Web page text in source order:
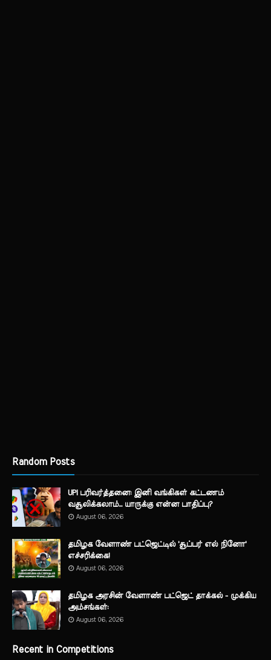
Random Posts
UPI பரிவர்த்தனை: இனி வங்கிகள் கட்டணம்
வசூலிக்கலாம்... யாருக்கு என்ன பாதிப்பு?
August 06, 2026
தமிழக வேளாண் பட்ஜெட்டில் 'சூப்பர் எல் நினோ'
எச்சரிக்கை!
August 06, 2026
தமிழக அரசின் வேளாண் பட்ஜெட் தாக்கல் - முக்கிய
அம்சங்கள்:
August 06, 2026
Recent in Competitions